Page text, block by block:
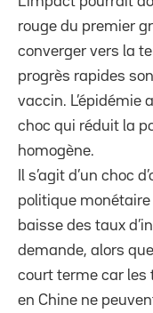
rouge du premier
converger vers la
progrès rapides
vaccin. L’épidémie
choc qui réduit la
homogène.
Il s’agit d’un choc
politique monétaire
baisse des taux
demande, alors
court terme car les
en Chine ne